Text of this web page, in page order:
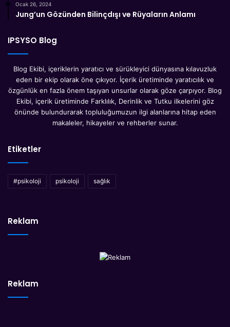
Ocak 26, 2024
Jung’un Gözünden Bilinçdışı ve Rüyaların Anlamı
IPSYSO Blog
Blog Ekibi, içeriklerin yaratıcı ve sürükleyici dünyasına kılavuzluk
eden bir ekip olarak öne çıkıyor. İçerik üretiminde yaratıcılık ve
özgünlük en fazla önem taşıyan unsurlar olarak göze çarpıyor. Blog
Ekibi, içerik üretiminde Farklılık, Derinlik ve Tutku ilkelerini göz
önünde bulundurarak topluluğumuzun ilgi alanlarına hitap eden
makaleler, hikayeler ve rehberler sunar.
Etiketler
#psikoloji psikoloji sağlık
Reklam
Reklam